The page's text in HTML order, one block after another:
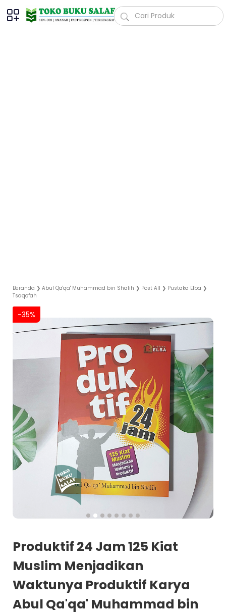
Beranda ❯ Abul Qa'qa' Muhammad bin Shalih ❯ Post All ❯ Pustaka Elba ❯
Tsaqofah
-35%
Produktif 24 Jam 125 Kiat
Muslim Menjadikan
Waktunya Produktif Karya
Abul Qa'qa' Muhammad bin